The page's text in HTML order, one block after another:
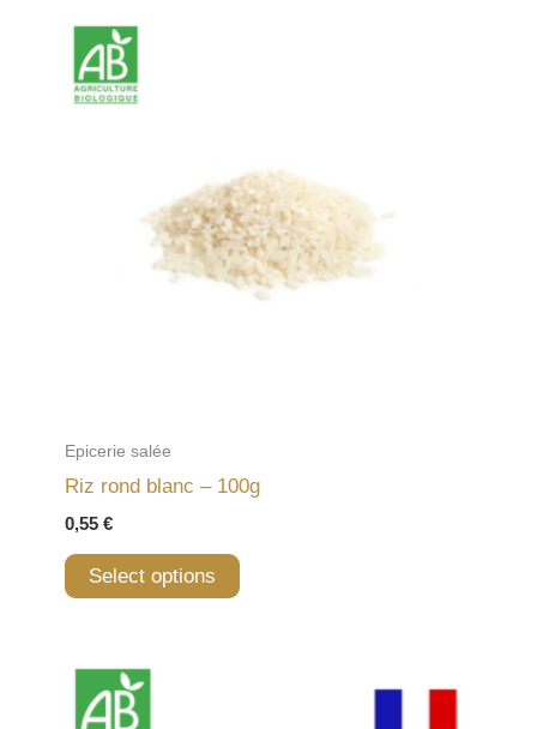
Epicerie salée
Riz rond blanc – 100g
0,55 €
Select options